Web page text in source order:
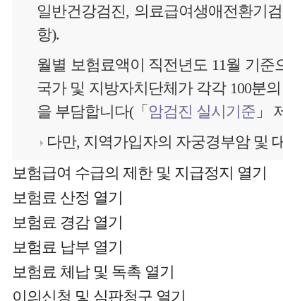
일반건강검진, 의료급여생애전환기
항).
월별 보험료액이 직전년도 11월 기
국가 및 지방자치단체가 각각 100분
을 부담합니다(「 암검진 실시기준 」
다만, 지역가입자의 자궁경부암 및
보험급여 수급의 제한 및 지급정지 열기
보험료 산정 열기
보험료 경감 열기
보험료 납부 열기
보험료 체납 및 독촉 열기
이의신청 및 심판청구 열기